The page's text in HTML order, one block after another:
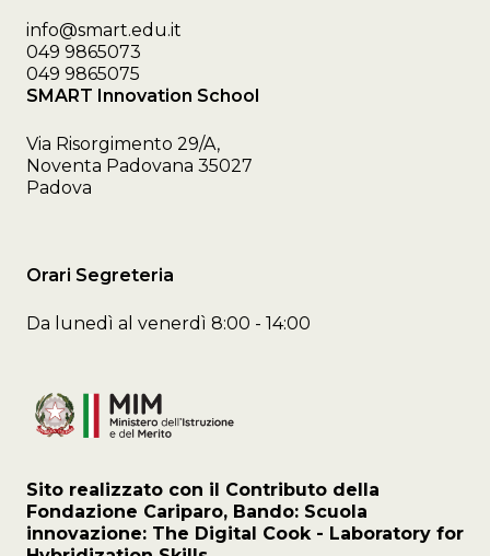
Sito realizzato con il Contributo della
Fondazione Cariparo, Bando: Scuola
innovazione: The Digital Cook - Laboratory for
SMART Innovation School
Via Risorgimento 29/A,
Noventa Padovana 35027
Padova
Orari Segreteria
Da lunedì al venerdì 8:00 - 14:00
info@smart.edu.it
049 9865073
049 9865075